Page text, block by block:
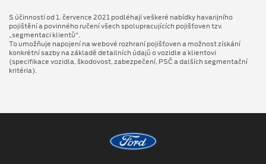
S účinností od 1. července 2021 podléhají veškeré nabídky havarijního
pojištění a povinného ručení všech spolupracujících pojišťoven tzv.
„segmentaci klientů“.
To umožňuje napojení na webové rozhraní pojišťoven a možnost získání
konkrétní sazby na základě detailních údajů o vozidle a klientovi
(specifikace vozidla, škodovost, zabezpečení, PSČ a dalších segmentační
kritéria).